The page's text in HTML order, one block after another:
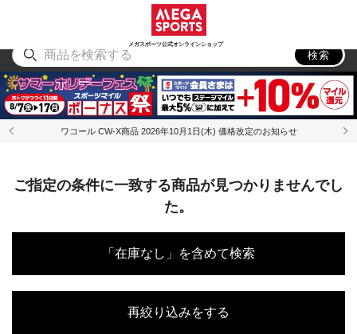
メガスポーツ公式オンラインショップ
アウトドア
検索
ワコール CW-X商品 2026年10月1日(木) 価格改定のお知らせ
ご指定の条件に一致する商品が見つかりませんでし
た。
「在庫なし」を含めて検索
再絞り込みをする